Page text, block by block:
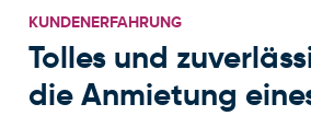
KUNDENERFAHRUNG
Tolles und
die Anmietung